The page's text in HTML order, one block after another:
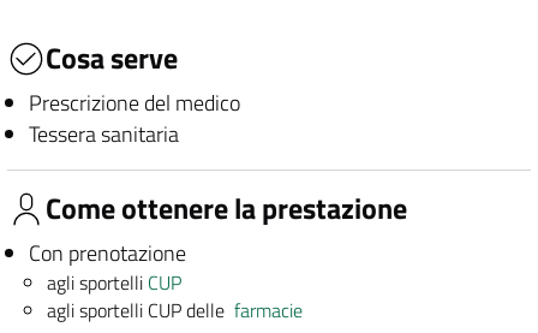
Cosa serve
Prescrizione del medico
Tessera sanitaria
Come ottenere la prestazione
Con prenotazione
agli sportelli CUP
agli sportelli CUP dellefarmacie